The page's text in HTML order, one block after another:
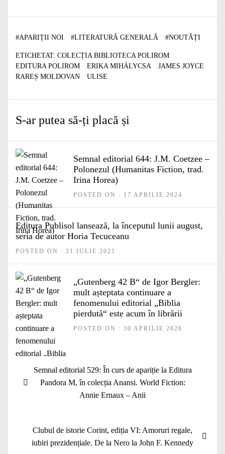
#APARIȚII NOI #LITERATURĂ GENERALĂ #NOUTĂȚI
ETICHETAT: COLECȚIA BIBLIOTECA POLIROM
EDITURA POLIROM
ERIKA MIHÁLYCSA
JAMES JOYCE
RAREȘ MOLDOVAN
ULISE
S-ar putea să-ți placă și
Semnal editorial 644: J.M. Coetzee –
Polonezul (Humanitas Fiction, trad.
Irina Horea)
POSTED ON : 17 APRILIE 2024
Editura Publisol lansează, la începutul lunii august,
seria de autor Horia Tecuceanu
POSTED ON : 21 IULIE 2021
„Gutenberg 42 B“ de Igor Bergler:
mult așteptata continuare a
fenomenului editorial „Biblia
pierdută“ este acum în librării
POSTED ON : 30 APRILIE 2026
în
Articolul
anterior:
Semnal editorial 529: În curs de apariție la Editura
Pandora M, în colecția Anansi. World Fiction:
Annie Ernaux – Anii
Articolul
următor:
Clubul de istorie Corint, ediția VI: Amoruri regale,
iubiri prezidențiale. De la Nero la John F. Kennedy